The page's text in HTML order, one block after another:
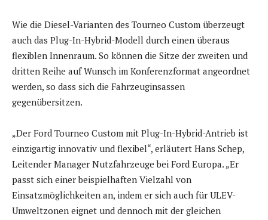
Wie die Diesel-Varianten des Tourneo Custom überzeugt
auch das Plug-In-Hybrid-Modell durch einen überaus
flexiblen Innenraum. So können die Sitze der zweiten und
dritten Reihe auf Wunsch im Konferenzformat angeordnet
werden, so dass sich die Fahrzeuginsassen
gegenübersitzen.
„Der Ford Tourneo Custom mit Plug-In-Hybrid-Antrieb ist
einzigartig innovativ und flexibel“, erläutert Hans Schep,
Leitender Manager Nutzfahrzeuge bei Ford Europa. „Er
passt sich einer beispielhaften Vielzahl von
Einsatzmöglichkeiten an, indem er sich auch für ULEV-
Umweltzonen eignet und dennoch mit der gleichen